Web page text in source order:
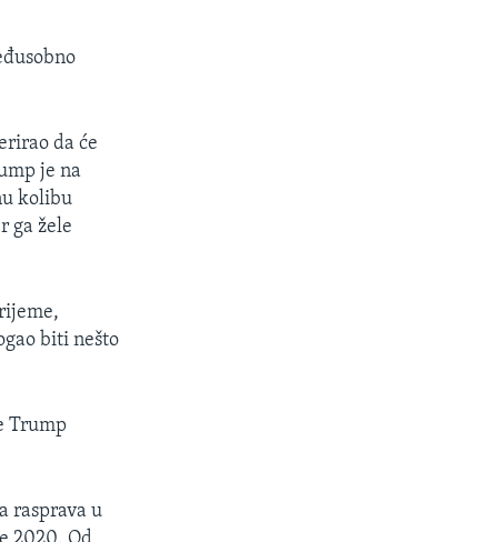
da će
je na
kolibu
ga žele
biti nešto
Trump
rasprava u